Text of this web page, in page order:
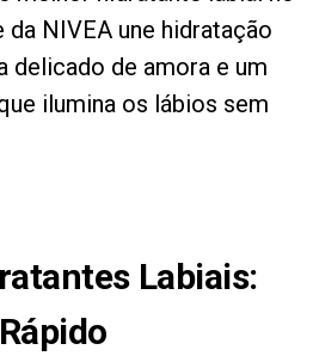
da NIVEA une hidratação
delicado de amora e um
ilumina os lábios sem
Labiais: